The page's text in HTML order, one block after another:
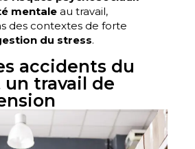
mentale au travail,
des contextes de forte
du stress.
accidents du
un travail de